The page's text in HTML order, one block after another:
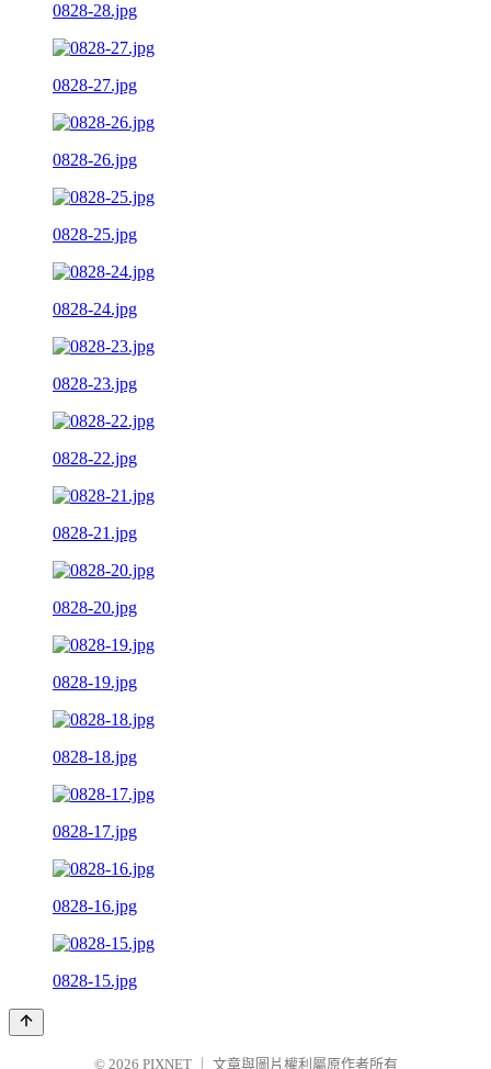
0828-28.jpg
0828-27.jpg
0828-26.jpg
0828-25.jpg
0828-24.jpg
0828-23.jpg
0828-22.jpg
0828-21.jpg
0828-20.jpg
0828-19.jpg
0828-18.jpg
0828-17.jpg
0828-16.jpg
0828-15.jpg
© 2026 PIXNET 文章與圖片權利屬原作者所有